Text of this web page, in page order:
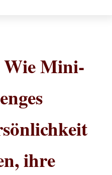
Wie Mini-
ihre